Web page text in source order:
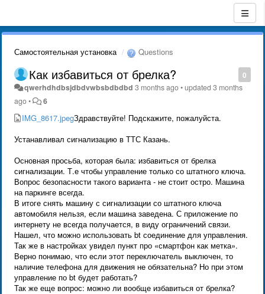
Самостоятельная установка Questions
0
Как избавиться от брелка?
qwerhdhdbsjdbdvwbsbdbdbd 3 months ago•updated3 months
ago• 6
IMG_8617.jpegЗдравствуйте! Подскажите, пожалуйста.
Устанавливал сигнализацию в ТТС Казань.
Основная просьба, которая была: избавиться от брелка
сигнализации. Т.е чтобы управление только со штатного ключа.
Вопрос безопасности такого варианта - не стоит остро. Машина
на паркинге всегда.
В итоге снять машину с сигнализации со штатного ключа
автомобиля нельзя, если машина заведена. С приложение по
интернету не всегда получается, в виду ограничений связи.
Нашел, что можно использовать bt соединение для управления.
Так же в настройках увидел пункт про «смартфон как метка».
Верно понимаю, что если этот переключатель выключен, то
наличие телефона для движения не обязательна? Но при этом
управление по bt будет работать?
Так же еще вопрос: можно ли вообще избавиться от брелка?